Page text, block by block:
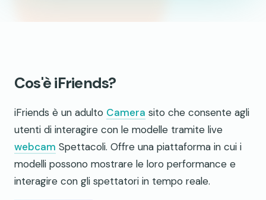
Cos'è iFriends?
iFriends è un adulto Camera sito che consente agli
utenti di interagire con le modelle tramite live
webcam Spettacoli. Offre una piattaforma in cui i
modelli possono mostrare le loro performance e
interagire con gli spettatori in tempo reale.